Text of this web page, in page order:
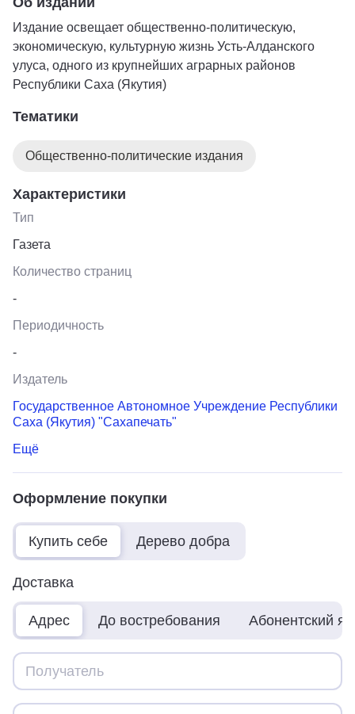
Издание освещает общественно-политическую,
экономическую, культурную жизнь Усть-Алданского
улуса, одного из крупнейших аграрных районов
Республики Саха (Якутия)
Тематики
Общественно-политические издания
Характеристики
Тип
Газета
Количество страниц
-
Периодичность
-
Издатель
Государственное Автономное Учреждение Республики
Саха (Якутия) "Сахапечать"
Ещё
Оформление покупки
Купить себе Дерево добра
Доставка
Адрес До востребования Абонентский